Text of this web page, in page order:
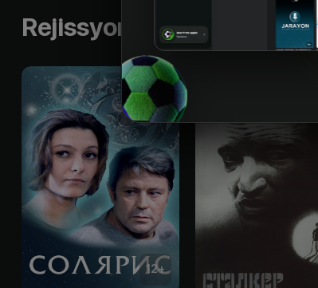
Rejissyorning boshqa
12+